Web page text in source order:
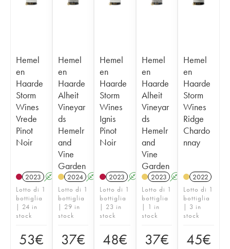
Hemel
en
Haarde
Storm
Wines
Vrede
Pinot
Noir
2023 A
Lotto di 1
bottiglia
| 24 in
stock
53€
Hemel
en
Haarde
Alheit
Vineyar
ds
Hemelr
and
Vine
Garden
2024 A
Lotto di 1
bottiglia
| 29 in
stock
37€
Hemel
en
Haarde
Storm
Wines
Ignis
Pinot
Noir
2023 A
Lotto di 1
bottiglia
| 23 in
stock
48€
Hemel
en
Haarde
Alheit
Vineyar
ds
Hemelr
and
Vine
Garden
2023 A
Lotto di 1
bottiglia
| 1 in
stock
37€
Hemel
en
Haarde
Storm
Wines
Ridge
Chardo
nnay
2022
Lotto di 1
bottiglia
| 3 in
stock
45€